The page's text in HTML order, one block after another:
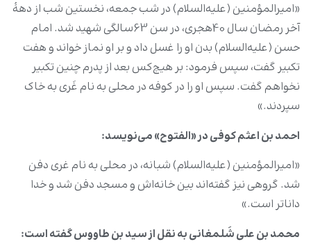
«امیرالمؤمنین (علیه‌السلام) در شب جمعه، نخستین شب از دهۀ
آخر رمضان سال 40هجری، در سن 63سالگی شهید شد. امام
حسن (علیه‌السلام) بدن او را غسل داد و بر او نماز خواند و هفت
تکبیر گفت، سپس فرمود: بر هیچ‌کس بعد از پدرم چنین تکبیر
نخواهم گفت. سپس او را در کوفه در محلی به نام غَری به خاک
سپردند.»
احمد بن اعثم کوفی در «الفتوح» می‌نویسد:
«امیرالمؤمنین (علیه‌السلام) شبانه، در محلی به نام غری دفن
شد. گروهی نیز گفته‌اند بین خانه‌اش و مسجد دفن شد و خدا
داناتر است.»
محمد بن علی شَلمغانی به نقل از سید بن طاووس گفته است: